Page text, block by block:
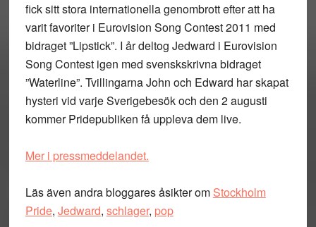
fick sitt stora internationella genombrott efter att ha
varit favoriter i Eurovision Song Contest 2011 med
bidraget ”Lipstick”. I år deltog Jedward i Eurovision
Song Contest igen med svenskskrivna bidraget
”Waterline”. Tvillingarna John och Edward har skapat
hysteri vid varje Sverigebesök och den 2 augusti
kommer Pridepubliken få uppleva dem live.
Mer i pressmeddelandet.
Läs även andra bloggares åsikter om Stockholm
Pride, Jedward, schlager, pop